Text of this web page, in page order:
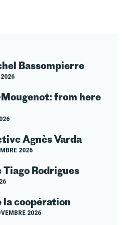
Bassompierre
from here
Agnès Varda
2026
Tiago Rodrigues
la coopération
2026